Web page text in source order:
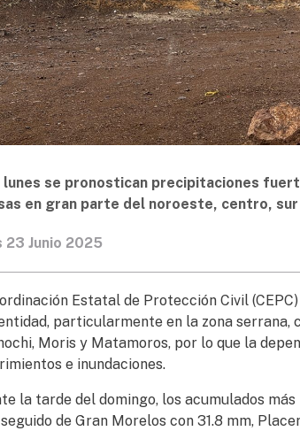
se pronostican precipitaciones
en gran parte del noroeste, centro,
23 Junio 2025
Estatal de Protección Civil
particularmente en la zona
Moris y Matamoros, por lo que la
e inundaciones.
la tarde del domingo, los acumulados
de Gran Morelos con 31.8 mm,